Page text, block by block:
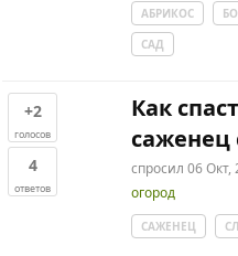
АБРИКОС
САД
+2
голосов
4
ответов
Как
саженец
спросил 06 Окт,
огород
САЖЕНЕЦ